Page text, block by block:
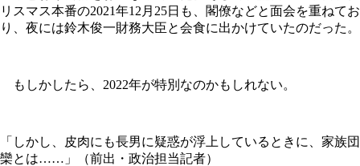
リスマス本番の2021年12月25日も、閣僚などと面会を重ねてお
り、夜には鈴木俊一財務大臣と会食に出かけていたのだった。
もしかしたら、2022年が特別なのかもしれない。
「しかし、皮肉にも長男に疑惑が浮上しているときに、家族団
欒とは……」（前出・政治担当記者）